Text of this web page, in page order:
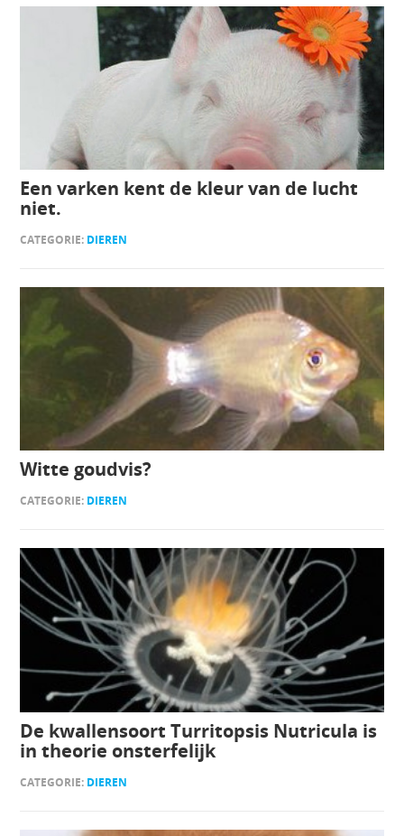
Een varken kent de kleur van de lucht
niet.
CATEGORIE: DIEREN
Witte goudvis?
CATEGORIE: DIEREN
De kwallensoort Turritopsis Nutricula is
in theorie onsterfelijk
CATEGORIE: DIEREN